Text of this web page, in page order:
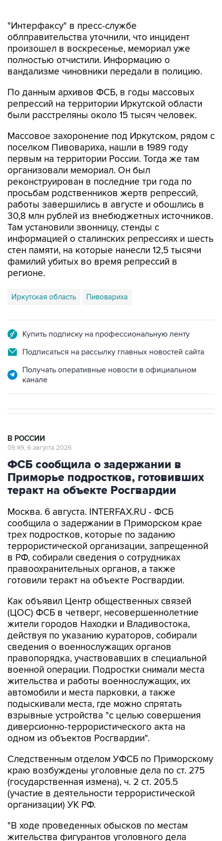
произошел в воскресенье, мемориал уже
полностью отчистили. Информацию о
вандализме чиновники передали в полицию.
По данным архивов ФСБ, в годы массовых
были расстреляны около 15 тысяч человек.
Массовое захоронение под Иркутском, рядом с
первым на территории России. Тогда же там
организовали мемориал. Он был
реконструирован в последние три года по
просьбам родственников жертв репрессий,
работы завершились в августе и обошлись в
30,8 млн рублей из внебюджетных источников.
Там установили звонницу, стенды с
информацией о сталинских репрессиях и шесть
стен памяти, на которые нанесли 12,5 тысячи
фамилий убитых во время репрессий в
регионе.
Иркутская область
Подписаться на рассылку главных новостей сайта
Получать оперативные новости в официальном
ФСБ сообщила о задержании в
Приморье подростков, готовивших
теракт на объекте Росгвардии
Москва. 6 августа. INTERFAX.RU - ФСБ
трех подростков, которые по заданию
террористической организации, запрещенной
в РФ, собирали сведения о сотрудниках
правоохранительных органов, а также
готовили теракт на объекте Росгвардии.
Как объявил Центр общественных связей
жители городов Находки и Владивостока,
действуя по указанию кураторов, собирали
сведения о военнослужащих органов
правопорядка, участвовавших в специальной
военной операции. Подростки снимали места
жительства и работы военнослужащих, их
автомобили и места парковки, а также
подыскивали места, где можно спрятать
взрывные устройства "с целью совершения
диверсионно-террористического акта на
одном из объектов Росгвардии".
Следственным отделом УФСБ по Приморскому
(государственная измена), ч. 2 ст. 205.5
(участие в деятельности террористической
организации) УК РФ.
"В ходе проведенных обысков по местам
изъяты необходимые для изготовления